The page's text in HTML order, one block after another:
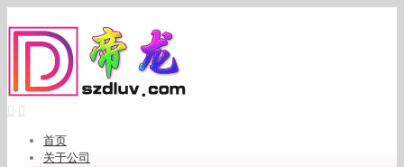
to
content
首页
关于公司